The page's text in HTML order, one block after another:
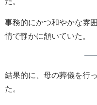
事務的にかつ和やかな雰
情で静かに頷いていた。
結果的に、母の葬儀を行
た。